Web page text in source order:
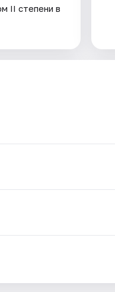
II степени в